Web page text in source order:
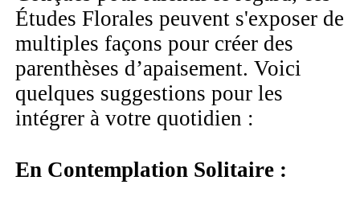
Études Florales peuvent s'exposer de
multiples façons pour créer des
parenthèses d’apaisement. Voici
quelques suggestions pour les
intégrer à votre quotidien :
En Contemplation Solitaire :